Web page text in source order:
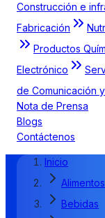
Construcción e
Fabricación
Productos
Electrónico
de Comunicación
Nota de Prensa
Blogs
Contáctenos
Inicio
Bebidas